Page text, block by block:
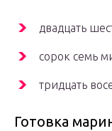
двадцать
сорок семь
тридцать
Готовка